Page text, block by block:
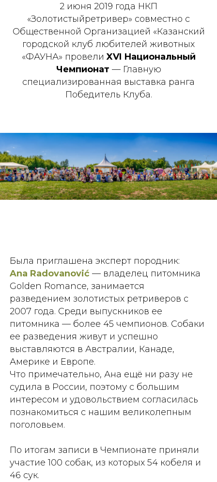
2 июня 2019 года НКП
«Золотистыйретривер» совместно с
Общественной Организацией «Казанский
городской клуб любителей животных
«ФАУНА» провелиXVI Национальный
Чемпионат — Главную
специализированная выставка ранга
Победитель Клуба.
Была приглашена эксперт породник:
Ana Radovanović — владелец питомника
Golden Romance, занимается
разведением золотистых ретриверов с
2007 года. Среди выпускников ее
питомника — более 45 чемпионов. Собаки
ее разведения живут и успешно
выставляются в Австралии, Канаде,
Америке и Европе.
Что примечательно, Ана ещё ни разу не
судила в России, поэтому с большим
интересом и удовольствием согласилась
познакомиться с нашим великолепным
поголовьем.
По итогам записи в Чемпионате приняли
участие 100 собак, из которых 54 кобеля и
46 сук.